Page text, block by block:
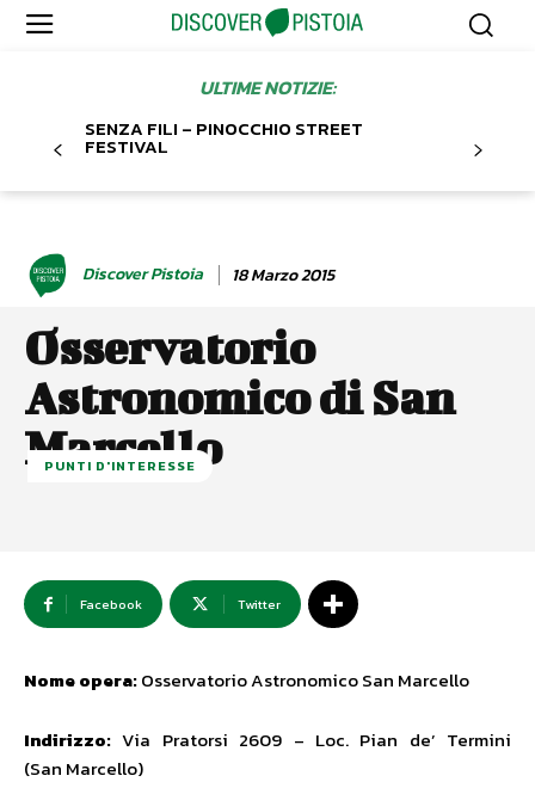
ULTIME NOTIZIE:
SENZA FILI – PINOCCHIO STREET
FESTIVAL
Discover Pistoia 18 Marzo 2015
Osservatorio
Astronomico di San
Marcello
PUNTI D'INTERESSE
Facebook Twitter
Nome opera:Osservatorio Astronomico San Marcello
Indirizzo: Via Pratorsi 2609 – Loc. Pian de’ Termini
(San Marcello)